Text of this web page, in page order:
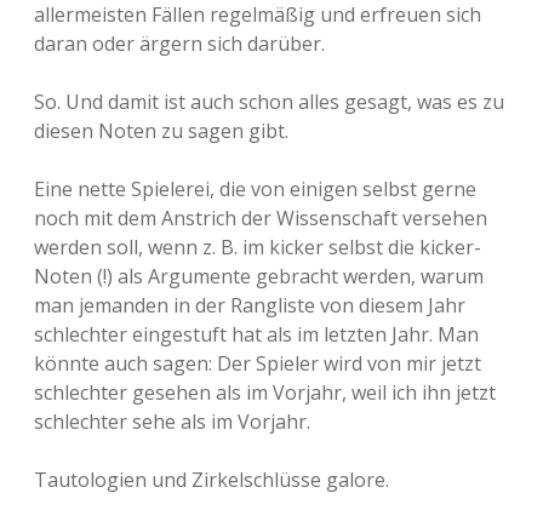
allermeisten Fällen regelmäßig und erfreuen sich
daran oder ärgern sich darüber.
So. Und damit ist auch schon alles gesagt, was es zu
diesen Noten zu sagen gibt.
Eine nette Spielerei, die von einigen selbst gerne
noch mit dem Anstrich der Wissenschaft versehen
werden soll, wenn z. B. im kicker selbst die kicker-
Noten (!) als Argumente gebracht werden, warum
man jemanden in der Rangliste von diesem Jahr
schlechter eingestuft hat als im letzten Jahr. Man
könnte auch sagen: Der Spieler wird von mir jetzt
schlechter gesehen als im Vorjahr, weil ich ihn jetzt
schlechter sehe als im Vorjahr.
Tautologien und Zirkelschlüsse galore.